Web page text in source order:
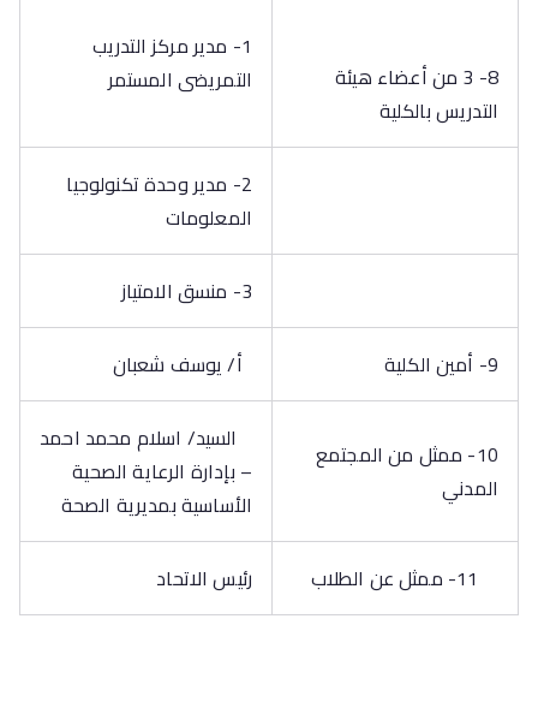
8- 3 من أعضاء هيئة
التدريس بالكلية
1- مدير مركز التدريب
التمريضى المستمر
2- مدير وحدة تكنولوجيا
المعلومات
3- منسق الامتياز
9- أمين الكلية أ/ يوسف شعبان
10- ممثل من المجتمع
المدني
السيد/ اسلام محمد احمد
– بإدارة الرعاية الصحية
الأساسية بمديرية الصحة
رئيس الاتحاد